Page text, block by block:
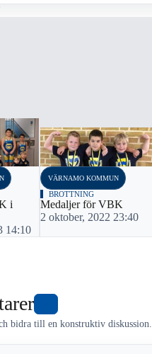
i
14:10
VÄRNAMO KOMMUN
BROTTNING
Medaljer för VBK
2 oktober, 2022 23:40
bidra till en konstruktiv diskussion.